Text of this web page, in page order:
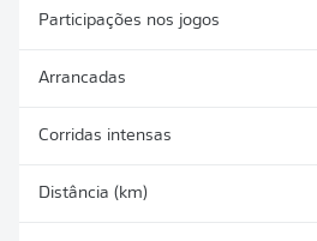
Participações nos jogos
Arrancadas
Corridas intensas
Distância (km)